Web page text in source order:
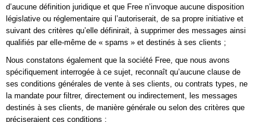
d’aucune définition juridique et que Free n’invoque aucune disposition
législative ou réglementaire qui l’autoriserait, de sa propre initiative et
suivant des critères qu’elle définirait, à supprimer des messages ainsi
qualifiés par elle-même de « spams » et destinés à ses clients ;
Nous constatons également que la société Free, que nous avons
spécifiquement interrogée à ce sujet, reconnaît qu’aucune clause de
ses conditions générales de vente à ses clients, ou contrats types, ne
la mandate pour filtrer, directement ou indirectement, les messages
destinés à ses clients, de manière générale ou selon des critères que
préciseraient ces conditions ;